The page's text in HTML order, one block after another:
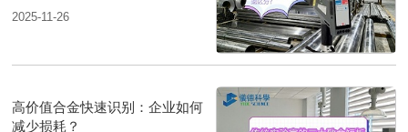
2025-11-26
高价值合金快速识别：企业如何
减少损耗？